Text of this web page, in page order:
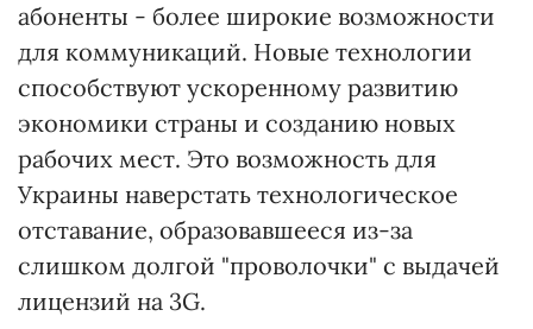
абоненты - более широкие возможности
для коммуникаций. Новые технологии
способствуют ускоренному развитию
экономики страны и созданию новых
рабочих мест. Это возможность для
Украины наверстать технологическое
отставание, образовавшееся из-за
слишком долгой "проволочки" с выдачей
лицензий на 3G.